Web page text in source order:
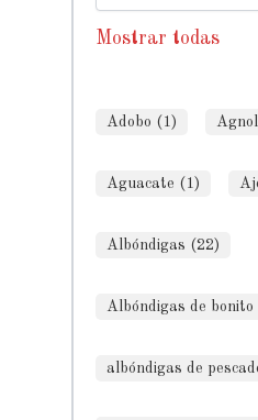
Mostrar todas
Adobo (1)
Aguacate (1)
Albóndigas (22)
Albóndigas de bonito
albóndigas de